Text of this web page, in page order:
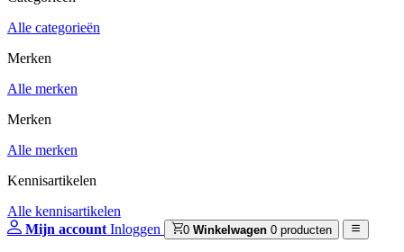
Alle categorieën
Merken
Alle merken
Merken
Alle merken
Kennisartikelen
Alle kennisartikelen
Mijn account Inloggen 0 Winkelwagen 0 producten